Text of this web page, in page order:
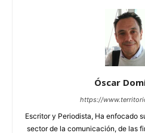
Óscar
https://
Escritor y Periodista, Ha enfocado
sector de la comunicación, de las